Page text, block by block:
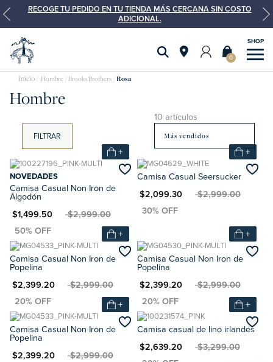
RECOGE TU PEDIDO EN TU TIENDA MÁS CERCANA SIN COSTO
ADICIONAL.
0
Hombre Brooks Brothers Rosa
Hombre
FILTRAR
10 artículos
+
NOVEDADES
Camisa Casual Non Iron de
Algodón
$1,499.50MXN $2,999.00
+
Camisa Casual Seersucker
MXN $2,099.30MXN $2,999.00
+
Camisa Casual Non Iron de
Popelina
$2,399.20MXN $2,999.00
+
Camisa Casual Non Iron de
Popelina
MXN $2,399.20MXN $2,999.00
+
Camisa Casual Non Iron de
Popelina
$2,399.20MXN $2,999.00
+
Camisa casual de lino irlandés
MXN $2,639.20MXN $3,299.00